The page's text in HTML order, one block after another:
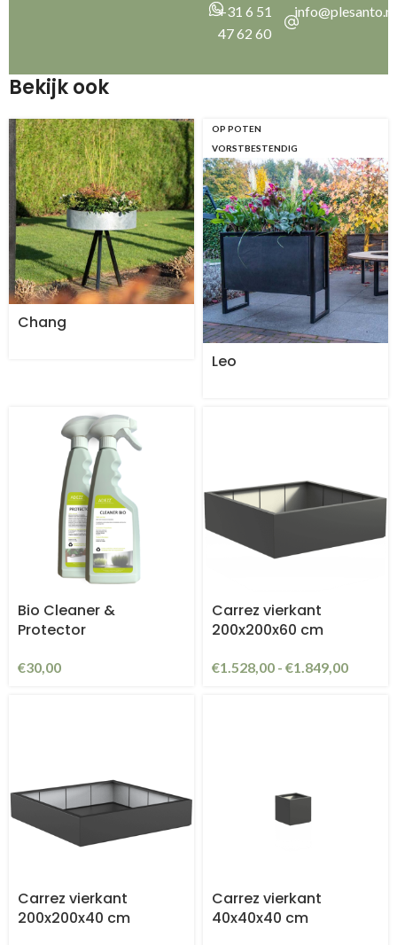
+31 6 51
47 62 60
info@plesanto.nl
Bekijk ook
Chang
OP POTEN
VORSTBESTENDIG
Leo
Bio Cleaner &
Protector
€30,00
Carrez vierkant
200x200x60 cm
€1.528,00 - €1.849,00
Carrez vierkant
200x200x40 cm
Carrez vierkant
40x40x40 cm